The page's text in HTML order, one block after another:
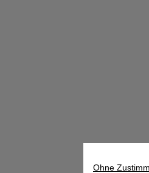
Ohne